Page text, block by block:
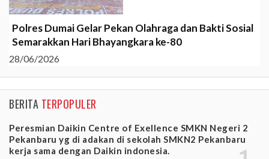
Polres Dumai Gelar Pekan Olahraga dan Bakti Sosial
Semarakkan Hari Bhayangkara ke-80
28/06/2026
BERITA TERPOPULER
Peresmian Daikin Centre of Exellence SMKN Negeri 2
Pekanbaru yg di adakan di sekolah SMKN2 Pekanbaru
kerja sama dengan Daikin indonesia.